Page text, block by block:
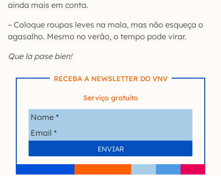
ainda mais em conta.
– Coloque roupas leves na mala, mas não esqueça o
agasalho. Mesmo no verão, o tempo pode virar.
Que la pase bien!
RECEBA A NEWSLETTER DO VNV
Serviço gratuito